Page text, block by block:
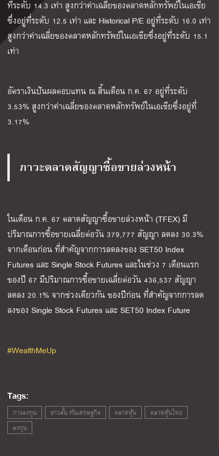
ที่ระดับ 14.3 เท่า สูงกว่าค่าเฉลี่ยของตลาดหลักทรัพย์ในเอเชีย
ซึ่งอยู่ที่ระดับ 12.5 เท่า และ Historical P/E อยู่ที่ระดับ 16.0 เท่า
สูงกว่าค่าเฉลี่ยของตลาดหลักทรัพย์ในเอเชียซึ่งอยู่ที่ระดับ 15.1
เท่า
อัตราเงินปันผลตอบแทน ณ สิ้นเดือน ก.ค. 67 อยู่ที่ระดับ
3.53% สูงกว่าค่าเฉลี่ยของตลาดหลักทรัพย์ในเอเชียซึ่งอยู่ที่
3.17%
ภาวะตลาดสัญญาซื้อขายล่วงหน้า
ในเดือน ก.ค. 67 ตลาดสัญญาซื้อขายล่วงหน้า (TFEX) มี
ปริมาณการซื้อขายเฉลี่ยต่อวัน 379,777 สัญญา ลดลง 30.3%
จากเดือนก่อน ที่สำคัญจากการลดลงของ SET50 Index
Futures และ Single Stock Futures และในช่วง 7 เดือนแรก
ของปี 67 มีปริมาณการซื้อขายเฉลี่ยต่อวัน 436,537 สัญญา
ลดลง 20.1% จากช่วงเดียวกัน ของปีก่อน ที่สำคัญจากการลด
ลงของ Single Stock Futures และ SET50 Index Future
#WealthMeUp
Tags:
การลงทุน ข่าวสั้น ทันเศรษฐกิจ ตลาดหุ้น
ตลาดหุ้นไทย
ลงทุน